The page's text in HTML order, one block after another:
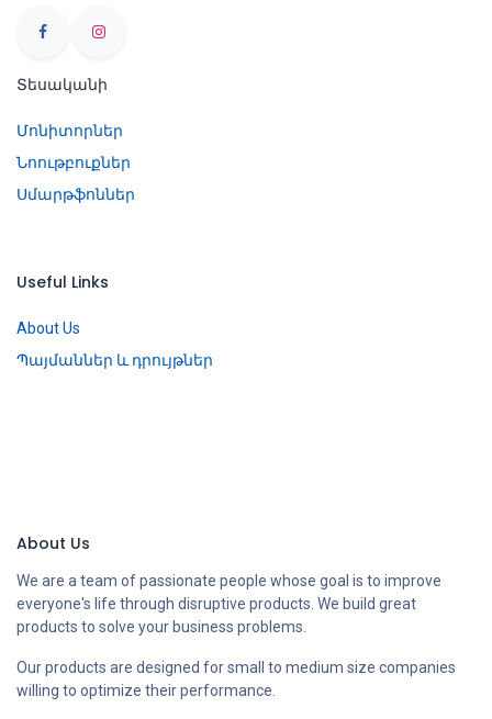
Տեսականի
Մոնիտորներ
Նոութբուքներ
Սմարթֆոններ
Useful Links
About Us
Պայմաններ և դրույթներ
About Us
We are a team of passionate people whose goal is to improve
everyone's life through disruptive products. We build great
products to solve your business problems.
Our products are designed for small to medium size companies
willing to optimize their performance.